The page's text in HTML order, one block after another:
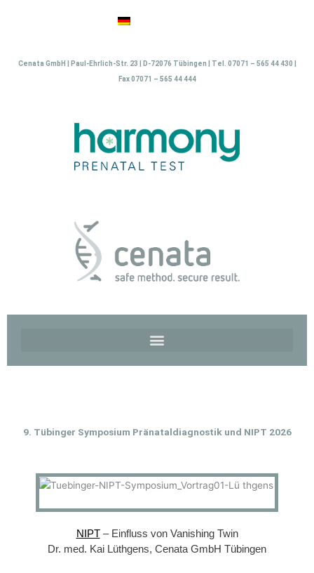
Cenata GmbH | Paul-Ehrlich-Str. 23 | D-72076 Tübingen | Tel. 07071 – 565 44 430 |
Fax 07071 – 565 44 444
9. Tübinger Symposium Pränataldiagnostik und NIPT 2026
NIPT– Einfluss von Vanishing Twin
Dr. med. Kai Lüthgens, Cenata GmbH Tübingen